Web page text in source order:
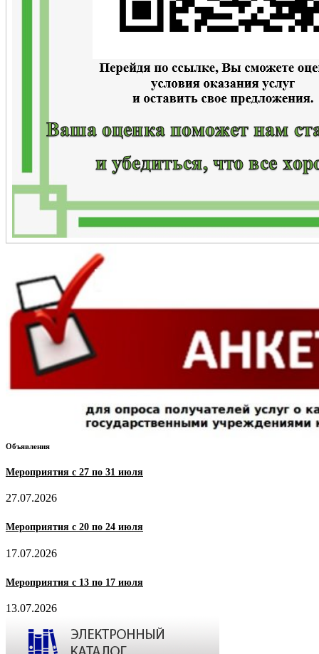
Объявления
Мероприятия с 27 по 31 июля
27.07.2026
Мероприятия с 20 по 24 июля
17.07.2026
Мероприятия с 13 по 17 июля
13.07.2026